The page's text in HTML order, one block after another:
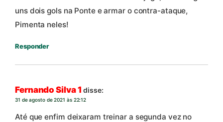
uns dois gols na Ponte e armar o contra-ataque,
Pimenta neles!
Responder
Fernando Silva 1 disse:
31 de agosto de 2021 às 22:12
Até que enfim deixaram treinar a segunda vez no